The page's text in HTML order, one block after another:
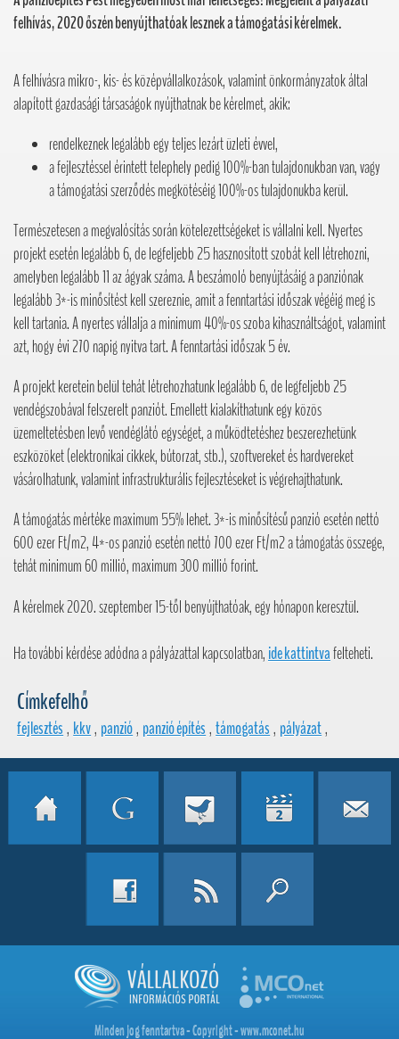
felhívás, 2020 őszén benyújthatóak lesznek a támogatási kérelmek.
A felhívásra mikro-, kis- és középvállalkozások, valamint önkormányzatok által
alapított gazdasági társaságok nyújthatnak be kérelmet, akik:
rendelkeznek legalább egy teljes lezárt üzleti évvel,
a fejlesztéssel érintett telephely pedig 100%-ban tulajdonukban van, vagy
a támogatási szerződés megkötéséig 100%-os tulajdonukba kerül.
Természetesen a megvalósítás során kötelezettségeket is vállalni kell. Nyertes
projekt esetén legalább 6, de legfeljebb 25 hasznosított szobát kell létrehozni,
amelyben legalább 11 az ágyak száma. A beszámoló benyújtásáig a panziónak
legalább 3*-is minősítést kell szereznie, amit a fenntartási időszak végéig meg is
kell tartania. A nyertes vállalja a minimum 40%-os szoba kihasználtságot, valamint
azt, hogy évi 270 napig nyitva tart. A fenntartási időszak 5 év.
A projekt keretein belül tehát létrehozhatunk legalább 6, de legfeljebb 25
vendégszobával felszerelt panziót. Emellett kialakíthatunk egy közös
üzemeltetésben levő vendéglátó egységet, a működtetéshez beszerezhetünk
eszközöket (elektronikai cikkek, bútorzat, stb.), szoftvereket és hardvereket
vásárolhatunk, valamint infrastrukturális fejlesztéseket is végrehajthatunk.
A támogatás mértéke maximum 55% lehet. 3*-is minősítésű panzió esetén nettó
600 ezer Ft/m2, 4*-os panzió esetén nettó 700 ezer Ft/m2 a támogatás összege,
tehát minimum 60 millió, maximum 300 millió forint.
A kérelmek 2020. szeptember 15-től benyújthatóak, egy hónapon keresztül.
Ha további kérdése adódna a pályázattal kapcsolatban,ide kattintvafelteheti.
Címkefelhő
fejlesztés, kkv, panzió, panzió építés,támogatás, pályázat,
Minden jog fenntartva - Copyright - www.mconet.hu